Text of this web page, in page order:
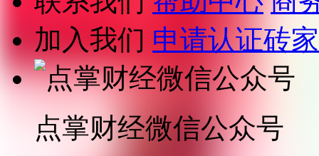
加入我们 申请认证砖家
点掌财经微信公众号